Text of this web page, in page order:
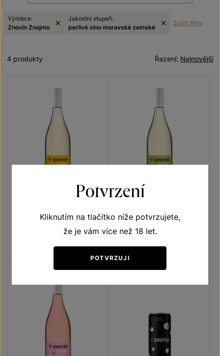
Výrobce:
Znovín Znojmo
Jakostní stupeň:
perlivé víno moravské zemské
Zrušit filtry
Nejnovější
Řazení:
4 produkty
Frizzante
perlivé víno moravské zemské
Frizzante
perlivé víno moravské zemské
Potvrzení
Kliknutím na tlačítko níže potvrzujete,
že je vám více než 18 let.
POTVRZUJI